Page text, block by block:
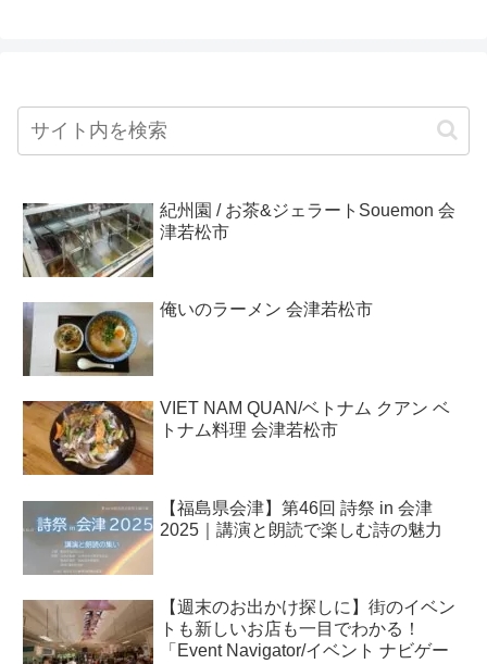
紀州園 / お茶&ジェラートSouemon 会
津若松市
俺いのラーメン 会津若松市
VIET NAM QUAN/ベトナム クアン ベ
トナム料理 会津若松市
【福島県会津】第46回 詩祭 in 会津
2025｜講演と朗読で楽しむ詩の魅力
【週末のお出かけ探しに】街のイベン
トも新しいお店も一目でわかる！
「Event Navigator/イベント ナビゲー